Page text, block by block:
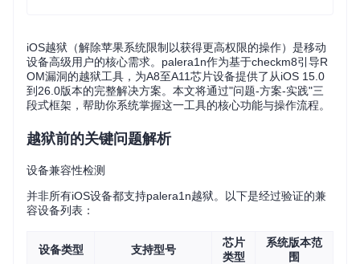
iOS越狱（解除苹果系统限制以获得更高权限的操作）是移动
设备高级用户的核心需求。palera1n作为基于checkm8引导R
OM漏洞的越狱工具，为A8至A11芯片设备提供了从iOS 15.0
到26.0版本的完整解决方案。本文将通过"问题-方案-实践"三
段式框架，帮助你系统掌握这一工具的核心功能与操作流程。
越狱前的关键问题解析
设备兼容性检测
并非所有iOS设备都支持palera1n越狱。以下是经过验证的兼
容设备列表：
设备类型 支持型号
芯片
类型
系统版本范
围